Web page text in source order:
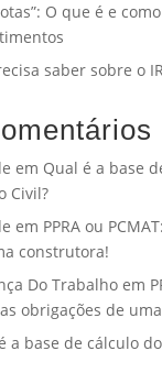
O que é e
saber sobre o
em Qual é a base
Civil?
em PPRA ou
construtora!
Do Trabalhoem
obrigações de
a base de cálculo